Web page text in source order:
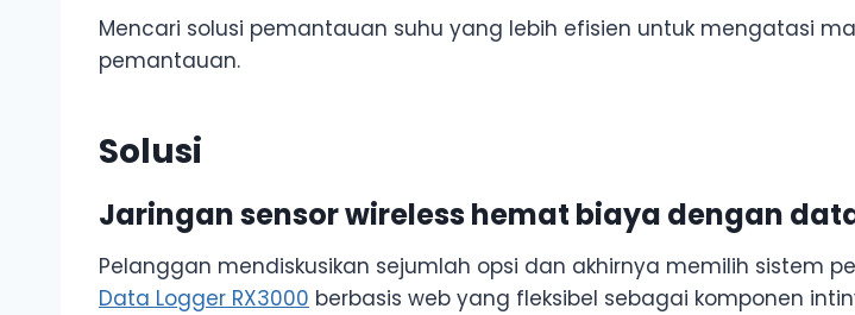
Mencari solusi pemantauan suhu yang lebih efisien untuk mengatasi
pemantauan.
Solusi
Jaringan sensor wireless hemat biaya dengan
Pelanggan mendiskusikan sejumlah opsi dan akhirnya memilih sistem
Data Logger RX3000 berbasis web yang fleksibel sebagai komponen